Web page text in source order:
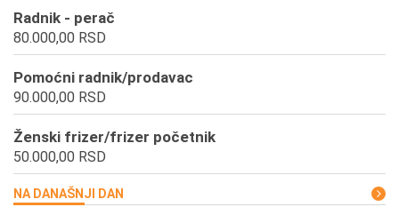
Radnik - perač
80.000,00 RSD
Pomoćni radnik/prodavac
90.000,00 RSD
Ženski frizer/frizer početnik
50.000,00 RSD
NA DANAŠNJI DAN